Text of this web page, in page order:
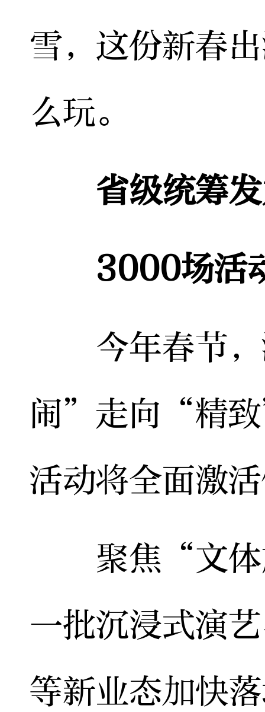
雪，这份新春
么玩。
省级统筹发
3000场活
今年春节，
闹”走向“精
活动将全面激
聚焦“文体
一批沉浸式演
等新业态加快